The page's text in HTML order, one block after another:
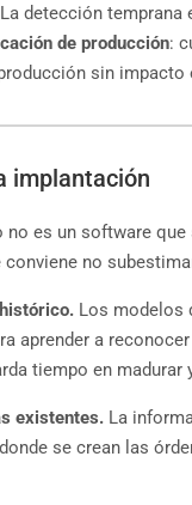
detección
de producción:
sin impacto
implantación
es un software
no
Los modelos
aprender a
tiempo en madurar
existentes. La
se crean las